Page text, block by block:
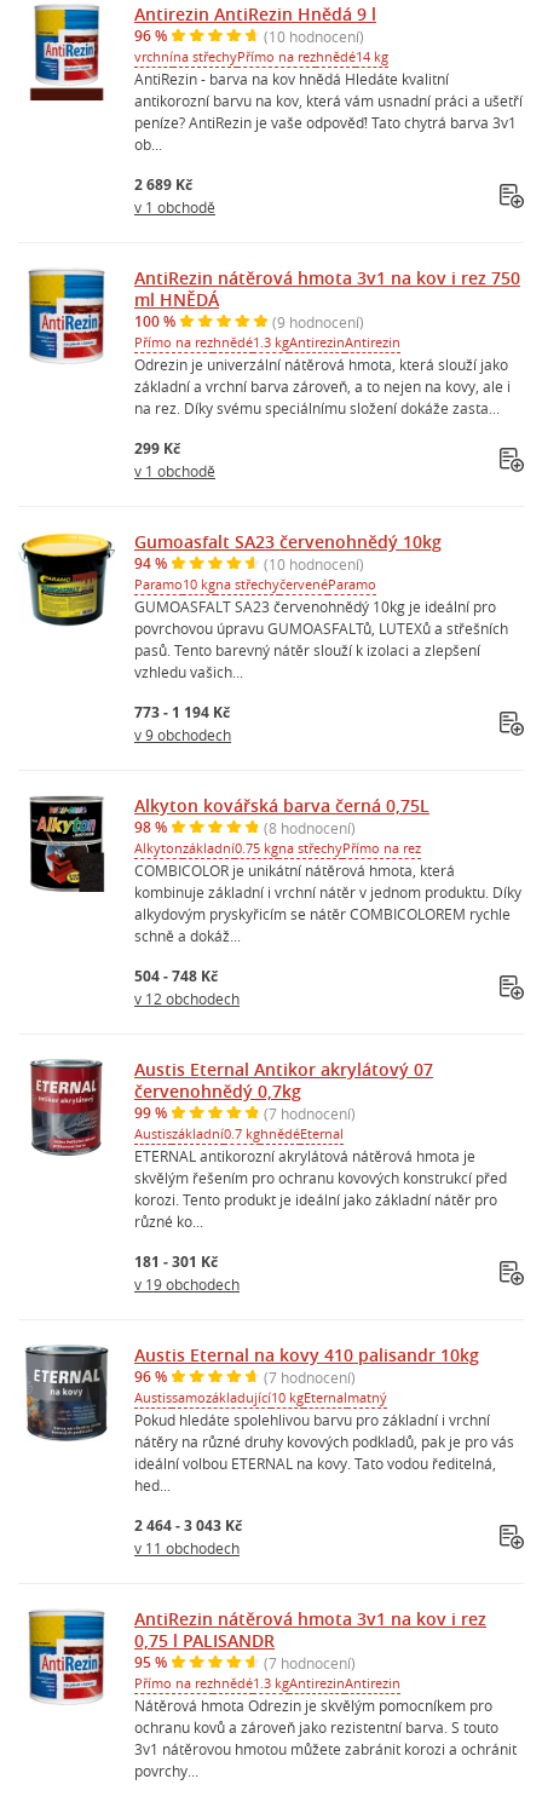
Antirezin AntiRezin Hnědá 9 l
96 % (10 hodnocení)
vrchnína střechyPřímo na rezhnědé14 kg
AntiRezin - barva na kov hnědá Hledáte kvalitní
antikorozní barvu na kov, která vám usnadní práci a ušetří
peníze? AntiRezin je vaše odpověď! Tato chytrá barva 3v1
ob...
2 689 Kč
v 1 obchodě
AntiRezin nátěrová hmota 3v1 na kov i rez 750
ml HNĚDÁ
100 % (9 hodnocení)
Přímo na rezhnědé1.3 kgAntirezinAntirezin
Odrezin je univerzální nátěrová hmota, která slouží jako
základní a vrchní barva zároveň, a to nejen na kovy, ale i
na rez. Díky svému speciálnímu složení dokáže zasta...
299 Kč
v 1 obchodě
Gumoasfalt SA23 červenohnědý 10kg
94 % (10 hodnocení)
Paramo10 kgna střechyčervenéParamo
GUMOASFALT SA23 červenohnědý 10kg je ideální pro
povrchovou úpravu GUMOASFALTů, LUTEXů a střešních
pasů. Tento barevný nátěr slouží k izolaci a zlepšení
vzhledu vašich...
773 - 1 194 Kč
v 9 obchodech
Alkyton kovářská barva černá 0,75L
98 % (8 hodnocení)
Alkytonzákladní0.75 kgna střechyPřímo na rez
COMBICOLOR je unikátní nátěrová hmota, která
kombinuje základní i vrchní nátěr v jednom produktu. Díky
alkydovým pryskyřicím se nátěr COMBICOLOREM rychle
schně a dokáž...
504 - 748 Kč
v 12 obchodech
Austis Eternal Antikor akrylátový 07
červenohnědý 0,7kg
99 % (7 hodnocení)
Austiszákladní0.7 kghnědéEternal
ETERNAL antikorozní akrylátová nátěrová hmota je
skvělým řešením pro ochranu kovových konstrukcí před
korozi. Tento produkt je ideální jako základní nátěr pro
různé ko...
181 - 301 Kč
v 19 obchodech
Austis Eternal na kovy 410 palisandr 10kg
96 % (7 hodnocení)
Austissamozákladující10 kgEternalmatný
Pokud hledáte spolehlivou barvu pro základní i vrchní
nátěry na různé druhy kovových podkladů, pak je pro vás
ideální volbou ETERNAL na kovy. Tato vodou ředitelná,
hed...
2 464 - 3 043 Kč
v 11 obchodech
AntiRezin nátěrová hmota 3v1 na kov i rez
0,75 l PALISANDR
95 % (7 hodnocení)
Přímo na rezhnědé1.3 kgAntirezinAntirezin
Nátěrová hmota Odrezin je skvělým pomocníkem pro
ochranu kovů a zároveň jako rezistentní barva. S touto
3v1 nátěrovou hmotou můžete zabránit korozi a ochránit
povrchy...